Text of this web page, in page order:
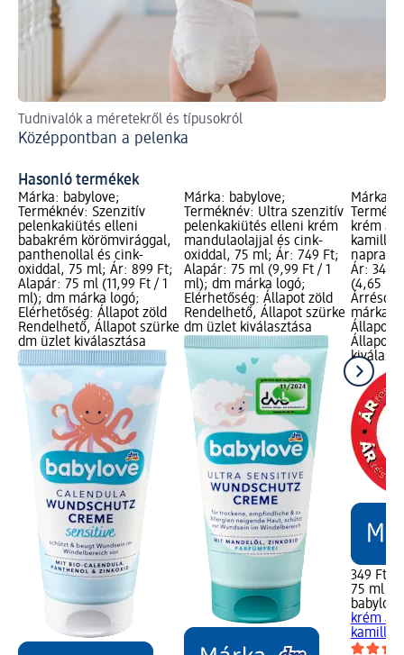
Tudnivalók a méretekről és típusokról
Középpontban a pelenka
Hasonló termékek
Márka: babylove;
Terméknév: Szenzitív
pelenkakiütés elleni
babakrém körömvirággal,
panthenollal és cink-
oxiddal, 75 ml; Ár: 899 Ft;
Alapár: 75 ml (11,99 Ft / 1
ml); dm márka logó;
Elérhetőség: Állapot zöld
Rendelhető, Állapot szürke
dm üzlet kiválasztása
Márka: babylove;
Terméknév: Ultra szenzitív
pelenkakiütés elleni krém
mandulaolajjal és cink-
oxiddal, 75 ml; Ár: 749 Ft;
Alapár: 75 ml (9,99 Ft / 1
ml); dm márka logó;
Elérhetőség: Állapot zöld
Rendelhető, Állapot szürke
dm üzlet kiválasztása
Márka:
krém
Ár: 349
(4,65 Ft
márka
Állapot
Állapot
349 Ft
75 ml
babylove
krém